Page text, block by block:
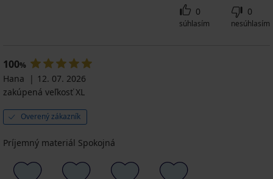
0
súhlasím
0
nesúhlasím
100%
Hana
12. 07. 2026
zakúpená veľkosť XL
Overený zákazník
Príjemný materiál Spokojná